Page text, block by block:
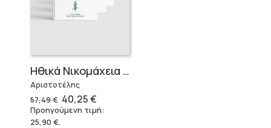
Ηθικά Νικομάχεια (3 τόμοι)
Αριστοτέλης
57,49€ Original
price
was:
40,25€Η
τρέχουσα
τιμή
Προηγούμενη τιμή:
25,90€.